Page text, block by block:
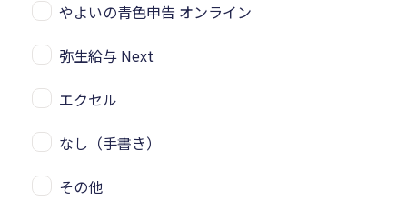
やよいの青色申告 オンライン
弥生給与 Next
エクセル
なし（手書き）
その他